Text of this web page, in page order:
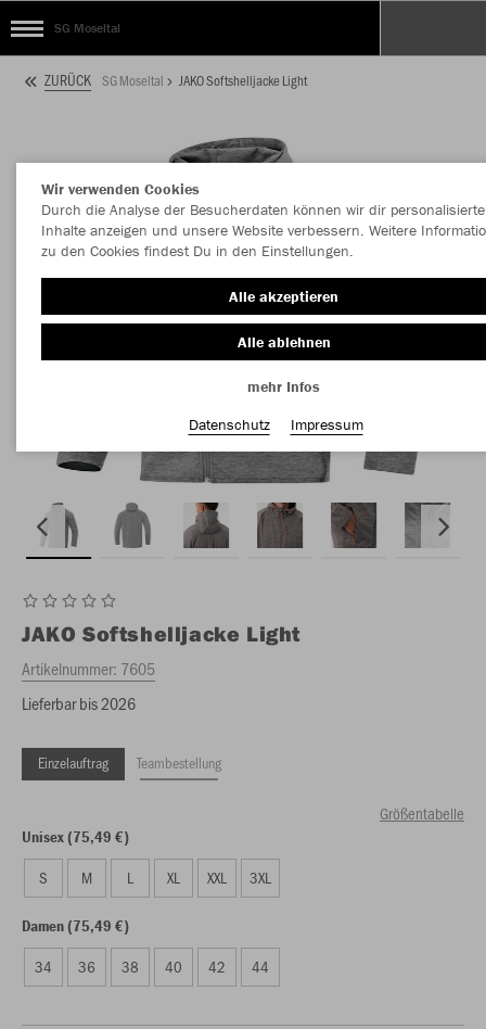
SG Moseltal
ZURÜCK SG Moseltal JAKO Softshelljacke Light
JAKO Softshelljacke Light
Artikelnummer: 7605
Lieferbar bis 2026
Einzelauftrag Teambestellung
Größentabelle
Unisex (75,49 €)
S M L XL XXL 3XL
Damen (75,49 €)
34 36 38 40 42 44
Wir verwenden Cookies
Durch die Analyse der Besucherdaten können wir dir personalisierte
Inhalte anzeigen und unsere Website verbessern. Weitere
zu den Cookies findest Du in den Einstellungen.
Alle akzeptieren
Alle ablehnen
mehr Infos
Datenschutz
Impressum